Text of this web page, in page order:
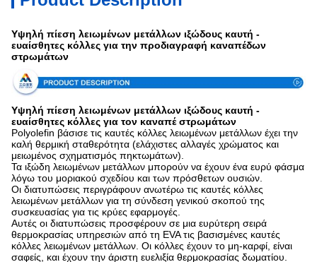
Υψηλή πίεση λειωμένων μετάλλων ιξώδους καυτή -
ευαίσθητες κόλλες για την προδιαγραφή καναπέδων
στρωμάτων
Υψηλή πίεση λειωμένων μετάλλων ιξώδους καυτή -
ευαίσθητες κόλλες για τον καναπέ στρωμάτων
Polyolefin βάσισε τις καυτές κόλλες λειωμένων μετάλλων έχει την
καλή θερμική σταθερότητα (ελάχιστες αλλαγές χρώματος και
μειωμένος σχηματισμός πηκτωμάτων).
Τα ιξώδη λειωμένων μετάλλων μπορούν να έχουν ένα ευρύ φάσμα
λόγω του μοριακού σχεδίου και των πρόσθετων ουσιών.
Οι διατυπώσεις περιγράφουν ανωτέρω τις καυτές κόλλες
λειωμένων μετάλλων για τη σύνδεση γενικού σκοπού της
συσκευασίας για τις κρύες εφαρμογές.
Αυτές οι διατυπώσεις προσφέρουν σε μια ευρύτερη σειρά
θερμοκρασίας υπηρεσιών από τη EVA τις βασισμένες καυτές
κόλλες λειωμένων μετάλλων. Οι κόλλες έχουν το μη-καρφί, είναι
σαφείς, και έχουν την άριστη ευελιξία θερμοκρασίας δωματίου.